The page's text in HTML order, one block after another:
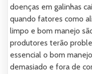
doenças em galinhas
quando fatores como
limpo e bom manejo
produtores terão
essencial o bom
demasiado e fora de